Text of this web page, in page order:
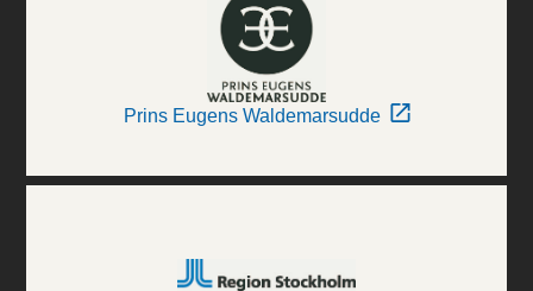
Prins Eugens Waldemarsudde